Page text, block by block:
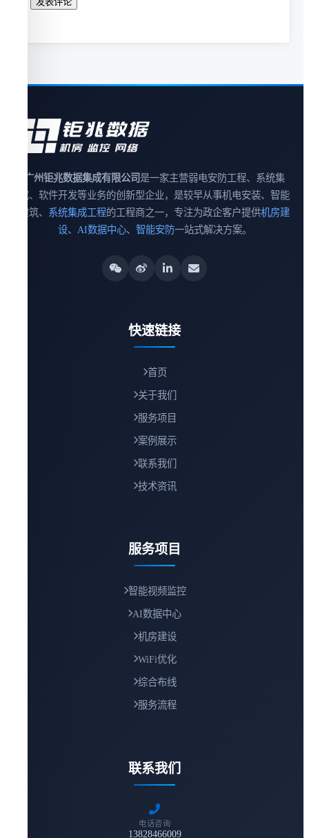
广州钜兆数据集成有限公司 是一家主营弱电安防工程、系统集
成、软件开发等业务的创新型企业，是较早从事机电安装、智能
建筑、 系统集成工程的工程商之一，专注为政企客户提供机房建
设、 AI数据中心、 智能安防一站式解决方案。
快速链接
首页
关于我们
服务项目
案例展示
联系我们
技术资讯
服务项目
智能视频监控
AI数据中心
机房建设
WiFi优化
综合布线
服务流程
联系我们
电话咨询
13828466009